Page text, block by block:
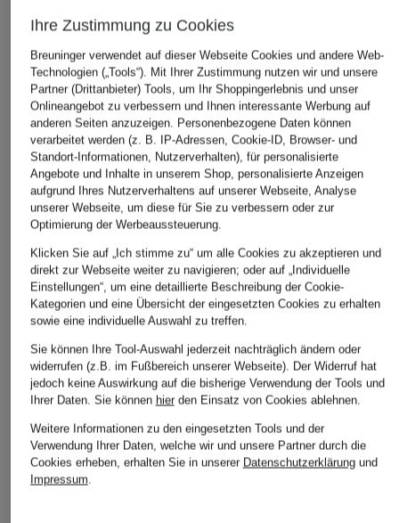
maje
Marlenehose
235 €
+Aktionsrabatt
Marc O'Polo
Marlenehose
69,99 €
Ursprünglich:139,95 €
+Aktionsrabatt
Marc O'Polo
Culotte
64,99 €
Ursprünglich:129,95 €
Weitere Kategorien
Abendkleider
Ihre Zustimmung zu Cookies
Breuninger verwendet auf dieser Webseite Cookies und andere Web-
Technologien („Tools“). Mit Ihrer Zustimmung nutzen wir und unsere
Partner (Drittanbieter) Tools, um Ihr Shoppingerlebnis und unser
Onlineangebot zu verbessern und Ihnen interessante Werbung auf
anderen Seiten anzuzeigen. Personenbezogene Daten können
verarbeitet werden (z. B. IP-Adressen, Cookie-ID, Browser- und
Standort-Informationen, Nutzerverhalten), für personalisierte
Angebote und Inhalte in unserem Shop, personalisierte Anzeigen
aufgrund Ihres Nutzerverhaltens auf unserer Webseite, Analyse
unserer Webseite, um diese für Sie zu verbessern oder zur
Optimierung der Werbeaussteuerung.
Klicken Sie auf „Ich stimme zu“ um alle Cookies zu akzeptieren und
direkt zur Webseite weiter zu navigieren; oder auf „Individuelle
Einstellungen“, um eine detaillierte Beschreibung der Cookie-
Kategorien und eine Übersicht der eingesetzten Cookies zu erhalten
sowie eine individuelle Auswahl zu treffen.
Sie können Ihre Tool-Auswahl jederzeit nachträglich ändern oder
widerrufen (z.B. im Fußbereich unserer Webseite). Der Widerruf hat
jedoch keine Auswirkung auf die bisherige Verwendung der Tools und
Ihrer Daten. Sie können hierden Einsatz von Cookies ablehnen.
Weitere Informationen zu den eingesetzten Tools und der
Verwendung Ihrer Daten, welche wir und unsere Partner durch die
Cookies erheben, erhalten Sie in unserer Datenschutzerklärungund
Impressum.